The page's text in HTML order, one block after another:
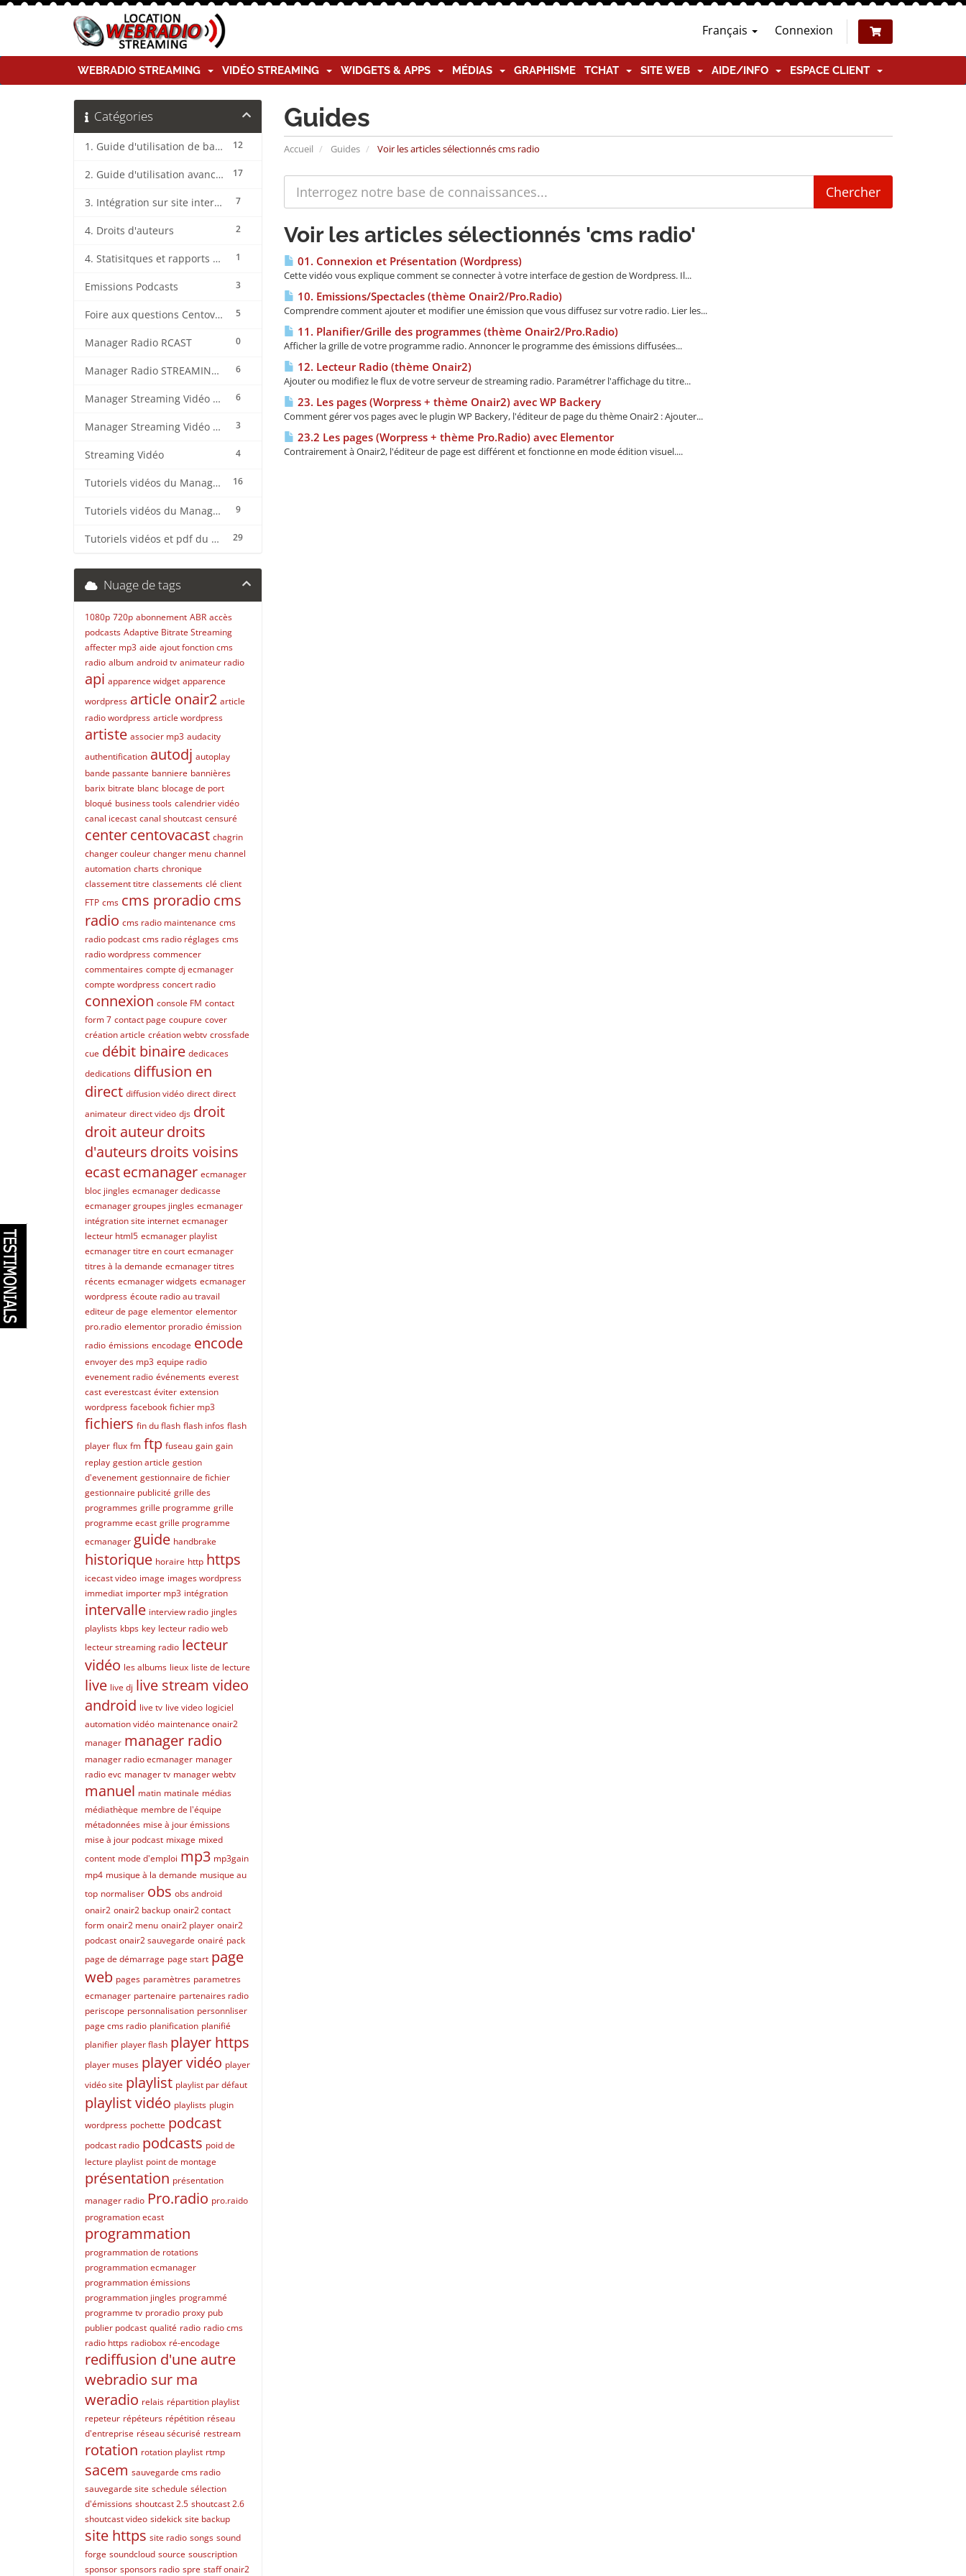
Français Connexion
WEBRADIO STREAMING VIDÉO STREAMING WIDGETS & APPS MÉDIAS GRAPHISME TCHAT SITE WEB AIDE/INFO ESPACE CLIENT
Guides
Accueil Guides Voir les articles sélectionnés cms radio
Catégories
12
1. Guide d'utilisation de base CentovaCast
17
2. Guide d'utilisation avancée CentovaCast
7
3. Intégration sur site internet CentovaCast
2
4. Droits d'auteurs
1
4. Statisitques et rapports CentovaCast
3
Emissions Podcasts
5
Foire aux questions CentovaCast
0
Manager Radio RCAST
6
Manager Radio STREAMING CENTER
6
Manager Streaming Vidéo TVMCP
3
Manager Streaming Vidéo VDO
4
Streaming Vidéo
16
Tutoriels vidéos du Manager Radio CentovaCast
9
Tutoriels vidéos du Manager Radio STREAMING CENTER
29
Tutoriels vidéos et pdf du CMS Radio Wordpress + OnAir2/Pro.Radio
Voir les articles sélectionnés 'cms radio'
01. Connexion et Présentation (Wordpress)
Cette vidéo vous explique comment se connecter à votre interface de gestion de Wordpress. Il...
10. Emissions/Spectacles (thème Onair2/Pro.Radio)
Comprendre comment ajouter et modifier une émission que vous diffusez sur votre radio. Lier les...
11. Planifier/Grille des programmes (thème Onair2/Pro.Radio)
Afficher la grille de votre programme radio. Annoncer le programme des émissions diffusées...
12. Lecteur Radio (thème Onair2)
Ajouter ou modifiez le flux de votre serveur de streaming radio. Paramétrer l'affichage du titre...
23. Les pages (Worpress + thème Onair2) avec WP Backery
Comment gérer vos pages avec le plugin WP Backery, l'éditeur de page du thème Onair2 : Ajouter...
23.2 Les pages (Worpress + thème Pro.Radio) avec Elementor
Contrairement à Onair2, l'éditeur de page est différent et fonctionne en mode édition visuel....
Nuage de tags
1080p 720p abonnement ABR accès
podcasts Adaptive Bitrate Streaming
affecter mp3 aide ajout fonction cms
radio album android tv animateur radio
api apparence widget apparence
wordpress article onair2 article
radio wordpress article wordpress
artiste associer mp3 audacity
authentification autodj autoplay
bande passante banniere bannières
barix bitrate blanc blocage de port
bloqué business tools calendrier vidéo
canal icecast canal shoutcast censuré
centercentovacast chagrin
changer couleur changer menu channel
automation charts chronique
classement titre classements clé client
FTP cms cms proradio cms
radio cms radio maintenance cms
radio podcast cms radio réglages cms
radio wordpress commencer
commentaires compte dj ecmanager
compte wordpress concert radio
connexion console FM contact
form 7 contact page coupure cover
création article création webtv crossfade
cue débit binaire dedicaces
dedications diffusion en
direct diffusion vidéo direct direct
animateur direct video djs droit
droit auteurdroits
d'auteurs droits voisins
ecastecmanager ecmanager
bloc jingles ecmanager dedicasse
ecmanager groupes jingles ecmanager
intégration site internet ecmanager
lecteur html5 ecmanager playlist
ecmanager titre en court ecmanager
titres à la demande ecmanager titres
récents ecmanager widgets ecmanager
wordpress écoute radio au travail
editeur de page elementor elementor
pro.radio elementor proradio émission
radio émissions encodage encode
envoyer des mp3 equipe radio
evenement radio événements everest
cast everestcast éviter extension
wordpress facebook fichier mp3
fichiers fin du flash flash infos flash
player flux fm ftp fuseau gain gain
replay gestion article gestion
d'evenement gestionnaire de fichier
gestionnaire publicité grille des
programmes grille programme grille
programme ecast grille programme
ecmanager guide handbrake
historique horaire http https
icecast video image images wordpress
immediat importer mp3 intégration
intervalle interview radio jingles
playlists kbps key lecteur radio web
lecteur streaming radio lecteur
vidéo les albums lieux liste de lecture
live live dj live stream video
android live tv live video logiciel
automation vidéo maintenance onair2
manager manager radio
manager radio ecmanager manager
radio evc manager tv manager webtv
manuel matin matinale médias
médiathèque membre de l'équipe
métadonnées mise à jour émissions
mise à jour podcast mixage mixed
content mode d'emploi mp3 mp3gain
mp4 musique à la demande musique au
top normaliser obs obs android
onair2 onair2 backup onair2 contact
form onair2 menu onair2 player onair2
podcast onair2 sauvegarde onairé pack
page de démarrage page start page
web pages paramètres parametres
ecmanager partenaire partenaires radio
periscope personnalisation personnliser
page cms radio planification planifié
planifier player flash player https
player muses player vidéo player
vidéo site playlist playlist par défaut
playlist vidéo playlists plugin
wordpress pochette podcast
podcast radio podcasts poid de
lecture playlist point de montage
présentation présentation
manager radio Pro.radio pro.raido
programation ecast
programmation
programmation de rotations
programmation ecmanager
programmation émissions
programmation jingles programmé
programme tv proradio proxy pub
publier podcast qualité radio radio cms
radio https radiobox ré-encodage
rediffusion d'une autre
webradio sur ma
weradio relais répartition playlist
repeteur répéteurs répétition réseau
d'entreprise réseau sécurisé restream
rotation rotation playlist rtmp
sacem sauvegarde cms radio
sauvegarde site schedule sélection
d'émissions shoutcast 2.5 shoutcast 2.6
shoutcast video sidekick site backup
site https site radio songs sound
forge soundcloud source souscription
sponsor sponsors radio spre staff onair2